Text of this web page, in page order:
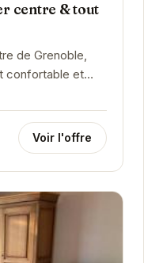
centre & tout
de Grenoble,
confortable et
pour les...
Voir l'offre